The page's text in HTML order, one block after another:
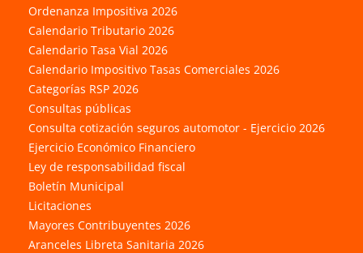
Ordenanza Impositiva 2026
Calendario Tributario 2026
Calendario Tasa Vial 2026
Calendario Impositivo Tasas Comerciales 2026
Categorías RSP 2026
Consultas públicas
Consulta cotización seguros automotor - Ejercicio 2026
Ejercicio Económico Financiero
Ley de responsabilidad fiscal
Boletín Municipal
Licitaciones
Mayores Contribuyentes 2026
Aranceles Libreta Sanitaria 2026